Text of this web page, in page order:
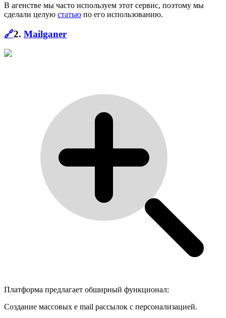
В агенстве мы часто используем этот сервис, поэтому мы
сделали целую статью по его использованию.
🔗2. Mailganer
Платформа предлагает обширный функционал:
Создание массовых e mail рассылок с персонализацией.